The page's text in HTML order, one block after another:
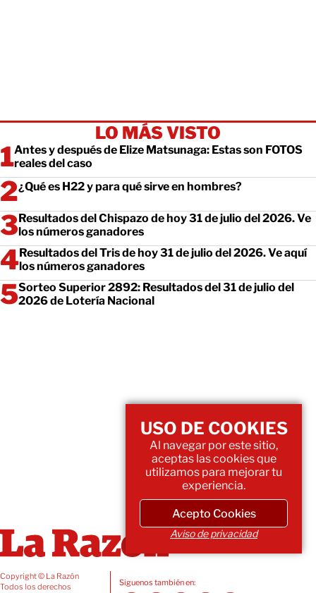
LO MÁS VISTO
Antes y después de Elize Matsunaga: Estas son FOTOS
reales del caso
¿Qué es H22 y para qué sirve en hombres?
Resultados del Chispazo de hoy 31 de julio del 2026. Ve
los números ganadores
Resultados del Tris de hoy 31 de julio del 2026. Ve aquí
los números ganadores
Sorteo Superior 2892: Resultados del 31 de julio del
2026 de Lotería Nacional
Copyright © La Razón
Todos los derechos
Siguenos también en:
USO DE COOKIES
Al navegar por este sitio,
aceptas las cookies que
utilizamos para mejorar tu
experiencia.
Acepto Cookies
Aviso de privacidad